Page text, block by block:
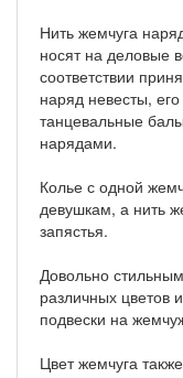
Нить жемчуга
носят на деловые
соответствии
наряд невесты,
танцевальные
нарядами.
Колье с одной
девушкам, а нить
запястья.
Довольно
различных цветов
подвески на
Цвет жемчуга